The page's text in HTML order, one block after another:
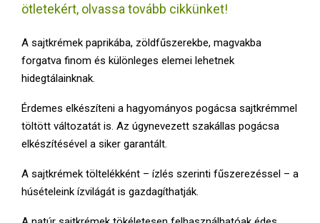
M
E
U
ötletekért, olvassa tovább cikkünket!
A sajtkrémek paprikába, zöldfűszerekbe, magvakba
forgatva finom és különleges elemei lehetnek
hidegtálainknak.
Érdemes elkészíteni a hagyományos pogácsa sajtkrémmel
töltött változatát is. Az úgynevezett szakállas pogácsa
elkészítésével a siker garantált.
A sajtkrémek töltelékként – ízlés szerinti fűszerezéssel – a
húsételeink ízvilágát is gazdagíthatják.